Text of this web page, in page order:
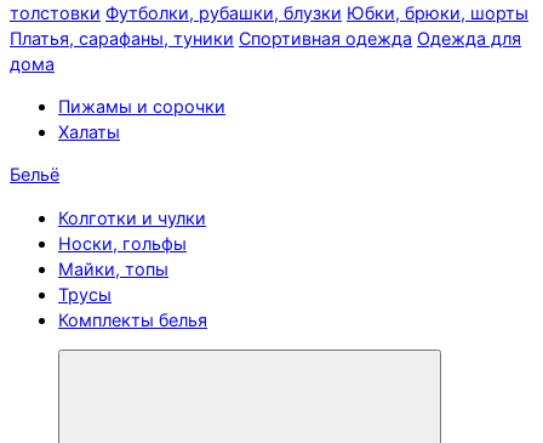
толстовки Футболки, рубашки, блузки Юбки, брюки, шорты
Платья, сарафаны, туники Спортивная одежда Одежда для
дома
Пижамы и сорочки
Халаты
Бельё
Колготки и чулки
Носки, гольфы
Майки, топы
Трусы
Комплекты белья